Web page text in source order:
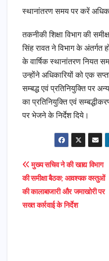
स्थानांतरण समय पर करें
तकनीकी शिक्षा विभाग की
सिंह रावत ने विभाग के अंतर्गत
के वार्षिक स्थानांतरण नियत
उन्होंने अधिकारियों को एक
सम्बद्ध एवं प्रतिनियुक्ति पर
का प्रतिनियुक्ति एवं
पर भेजने के निर्देश दिये।
Post
navigation
मुख्य सचिव ने की खाद्य विभाग
की समीक्षा बैठक; आवश्यक वस्तुओं
की कालाबाजारी और जमाखोरी पर
सख्त कार्रवाई के निर्देश